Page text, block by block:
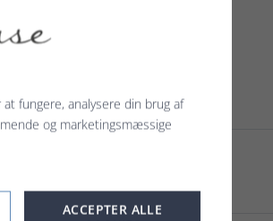
der vælges med eller uden ramme.
fungere, analysere din brug af
og marketingsmæssige
ACCEPTER ALLE